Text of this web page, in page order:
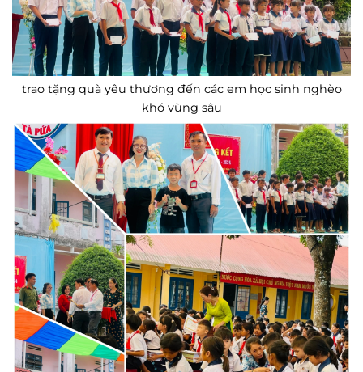
trao tặng quà yêu thương đến các em học sinh nghèo
khó vùng sâu